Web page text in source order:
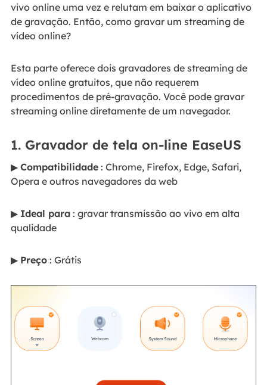
vivo online uma vez e relutam em baixar o aplicativo
de gravação. Então, como gravar um streaming de
vídeo online?
Esta parte oferece dois gravadores de streaming de
vídeo online gratuitos, que não requerem
procedimentos de pré-gravação. Você pode gravar
streaming online diretamente de um navegador.
1. Gravador de tela on-line EaseUS
▶ Compatibilidade: Chrome, Firefox, Edge, Safari,
Opera e outros navegadores da web
▶ Ideal para: gravar transmissão ao vivo em alta
qualidade
▶ Preço: Grátis